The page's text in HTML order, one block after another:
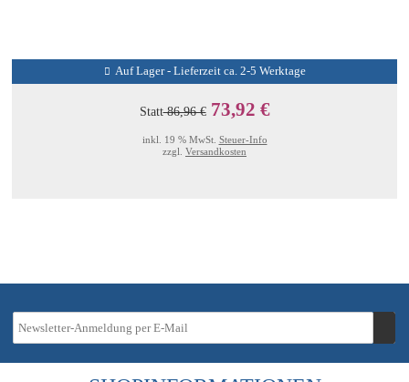
Auf Lager - Lieferzeit ca. 2-5 Werktage
Statt86,96 € 73,92 €
inkl. 19 % MwSt. Steuer-Info
zzgl. Versandkosten